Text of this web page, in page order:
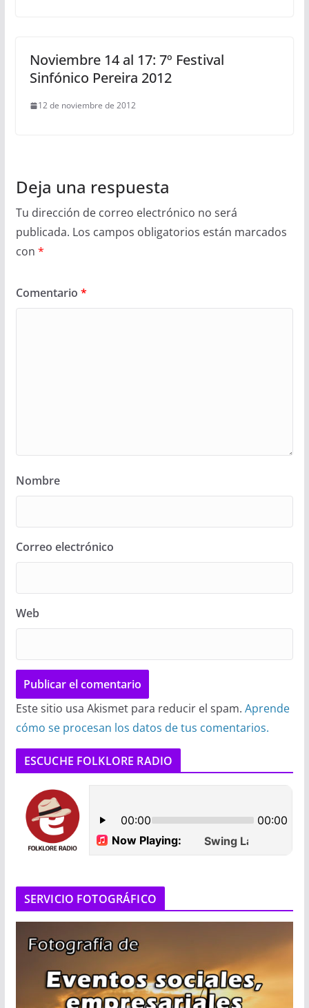
Noviembre 14 al 17: 7º Festival
Sinfónico Pereira 2012
12 de noviembre de 2012
Deja una respuesta
Tu dirección de correo electrónico no será
publicada. Los campos obligatorios están marcados
con *
Comentario *
Nombre
Correo electrónico
Web
Este sitio usa Akismet para reducir el spam. Aprende
cómo se procesan los datos de tus comentarios.
ESCUCHE FOLKLORE RADIO
SERVICIO FOTOGRÁFICO